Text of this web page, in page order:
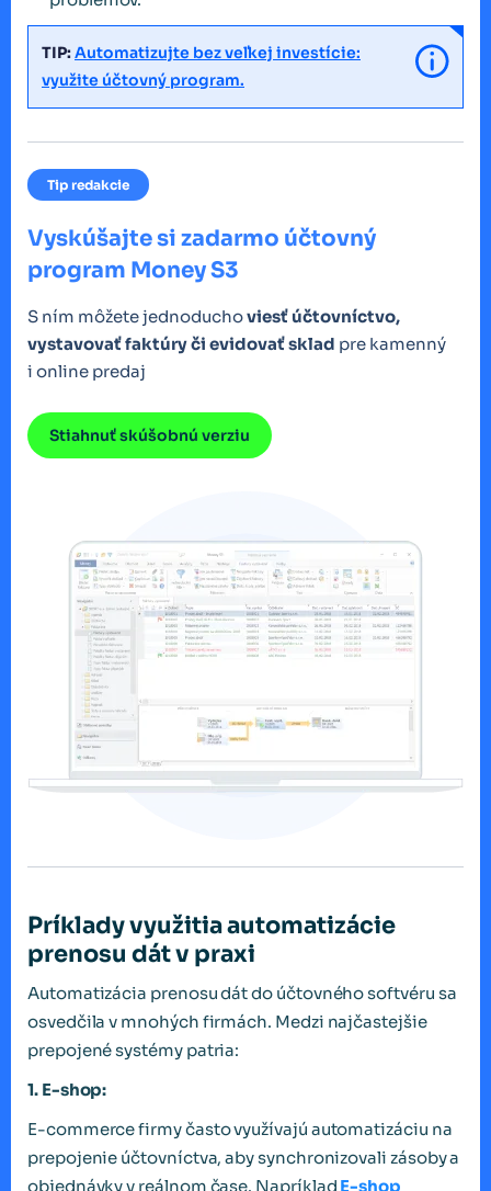
TIP:Automatizujte bez veľkej investície:
využite účtovný program.
Tip redakcie
Vyskúšajte si zadarmo účtovný
program Money S3
S ním môžete jednoduchoviesť účtovníctvo,
vystavovať faktúry či evidovať sklad pre kamenný
i online predaj
Stiahnuť skúšobnú verziu
Príklady využitia automatizácie
prenosu dát v praxi
Automatizácia prenosu dát do účtovného softvéru sa
osvedčila v mnohých firmách. Medzi najčastejšie
prepojené systémy patria:
1. E-shop:
E-commerce firmy často využívajú automatizáciu na
prepojenie účtovníctva, aby synchronizovali zásoby a
objednávky v reálnom čase. Napríklad E-shop